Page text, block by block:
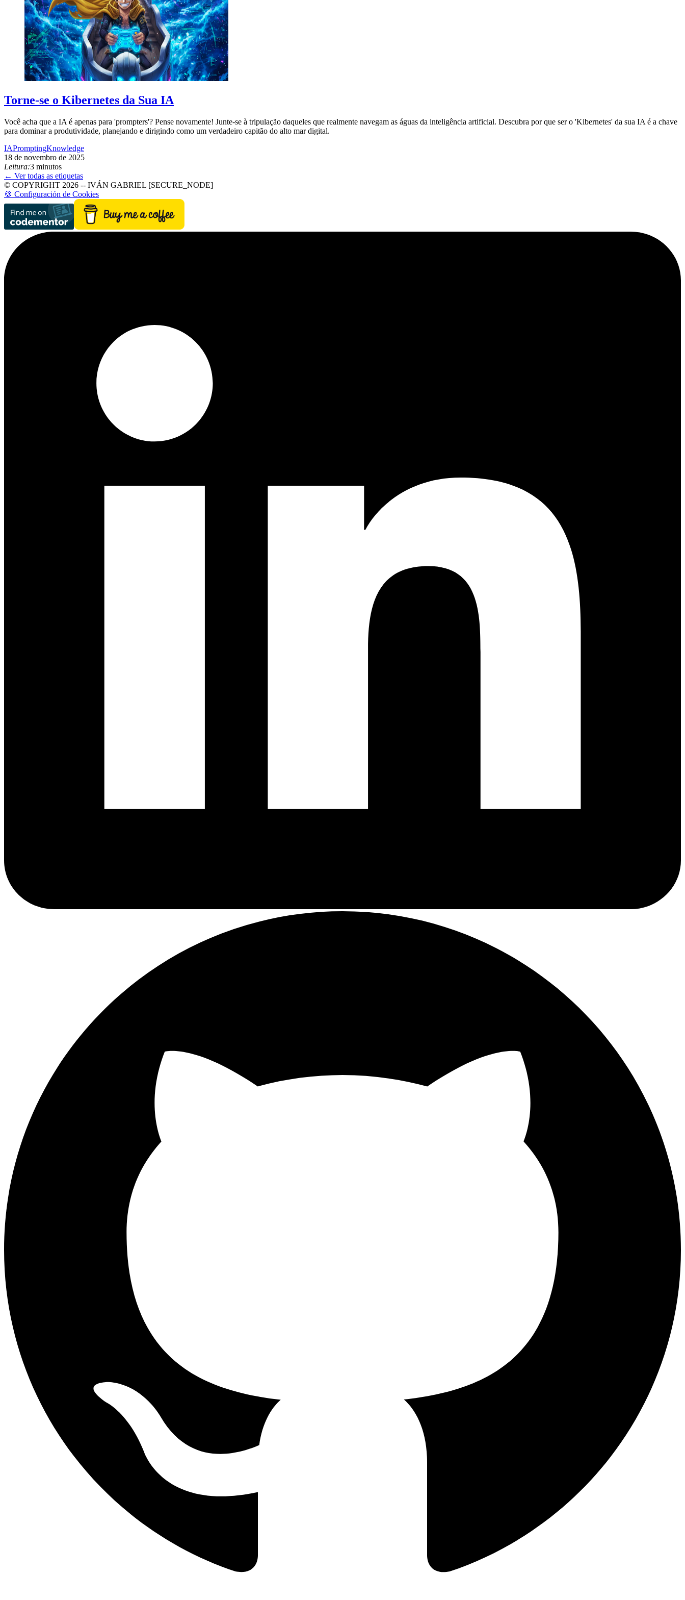
Torne-se o Kibernetes da Sua IA
Você acha que a IA é apenas para 'prompters'? Pense novamente! Junte-se à tripulação daqueles que realmente navegam as águas da inteligência artificial. Descubra por que ser o 'Kibernetes' da sua IA é a chave
para dominar a produtividade, planejando e dirigindo como um verdadeiro capitão do alto mar digital.
IAPromptingKnowledge
18 de novembro de 2025
Leitura:3 minutos
← Ver todas as etiquetas
© COPYRIGHT 2026 -- IVÁN GABRIEL [SECURE_NODE]
🍪 Configuración de Cookies